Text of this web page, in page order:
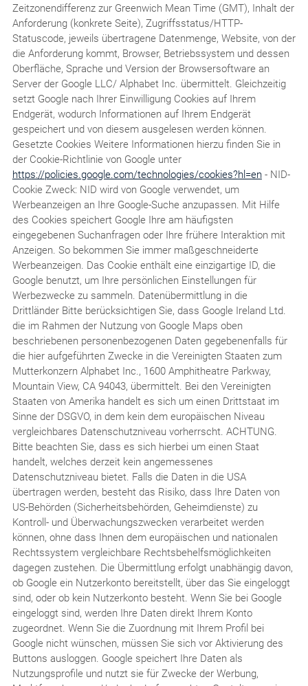
Zeitzonendifferenz zur Greenwich Mean Time (GMT), Inhalt der
Anforderung (konkrete Seite), Zugriffsstatus/HTTP-
Statuscode, jeweils übertragene Datenmenge, Website, von der
die Anforderung kommt, Browser, Betriebssystem und dessen
Oberfläche, Sprache und Version der Browsersoftware an
Server der Google LLC/ Alphabet Inc. übermittelt. Gleichzeitig
setzt Google nach Ihrer Einwilligung Cookies auf Ihrem
Endgerät, wodurch Informationen auf Ihrem Endgerät
gespeichert und von diesem ausgelesen werden können.
Gesetzte Cookies Weitere Informationen hierzu finden Sie in
der Cookie-Richtlinie von Google unter
https://policies.google.com/technologies/cookies?hl=en- NID-
Cookie Zweck: NID wird von Google verwendet, um
Werbeanzeigen an Ihre Google-Suche anzupassen. Mit Hilfe
des Cookies speichert Google Ihre am häufigsten
eingegebenen Suchanfragen oder Ihre frühere Interaktion mit
Anzeigen. So bekommen Sie immer maßgeschneiderte
Werbeanzeigen. Das Cookie enthält eine einzigartige ID, die
Google benutzt, um Ihre persönlichen Einstellungen für
Werbezwecke zu sammeln. Datenübermittlung in die
Drittländer Bitte berücksichtigen Sie, dass Google Ireland Ltd.
die im Rahmen der Nutzung von Google Maps oben
beschriebenen personenbezogenen Daten gegebenenfalls für
die hier aufgeführten Zwecke in die Vereinigten Staaten zum
Mutterkonzern Alphabet Inc., 1600 Amphitheatre Parkway,
Mountain View, CA 94043, übermittelt. Bei den Vereinigten
Staaten von Amerika handelt es sich um einen Drittstaat im
Sinne der DSGVO, in dem kein dem europäischen Niveau
vergleichbares Datenschutzniveau vorherrscht. ACHTUNG.
Bitte beachten Sie, dass es sich hierbei um einen Staat
handelt, welches derzeit kein angemessenes
Datenschutzniveau bietet. Falls die Daten in die USA
übertragen werden, besteht das Risiko, dass Ihre Daten von
US-Behörden (Sicherheitsbehörden, Geheimdienste) zu
Kontroll- und Überwachungszwecken verarbeitet werden
können, ohne dass Ihnen dem europäischen und nationalen
Rechtssystem vergleichbare Rechtsbehelfsmöglichkeiten
dagegen zustehen. Die Übermittlung erfolgt unabhängig davon,
ob Google ein Nutzerkonto bereitstellt, über das Sie eingeloggt
sind, oder ob kein Nutzerkonto besteht. Wenn Sie bei Google
eingeloggt sind, werden Ihre Daten direkt Ihrem Konto
zugeordnet. Wenn Sie die Zuordnung mit Ihrem Profil bei
Google nicht wünschen, müssen Sie sich vor Aktivierung des
Buttons ausloggen. Google speichert Ihre Daten als
Nutzungsprofile und nutzt sie für Zwecke der Werbung,